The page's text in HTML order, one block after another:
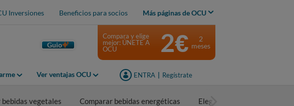
Inversiones Beneficios para socios Más páginas de OCU
Guio
Ver ventajas OCU ENTRA Regístrate
Compara y elige
mejor: ÚNETE A
OCU
2€
2
meses
vegetales Comparar bebidas energéticas Elegir bebidas energéticas